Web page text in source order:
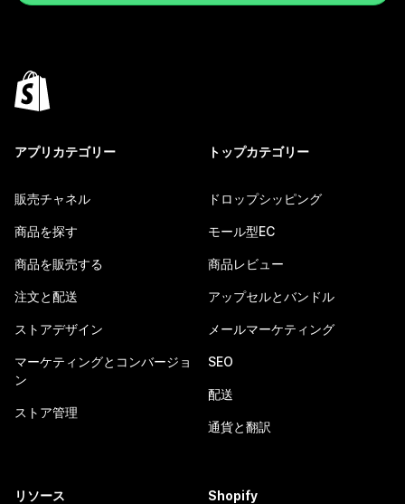
アプリカテゴリー
販売チャネル
商品を探す
商品を販売する
注文と配送
ストアデザイン
マーケティングとコンバージョ
ン
ストア管理
トップカテゴリー
ドロップシッピング
モール型EC
商品レビュー
アップセルとバンドル
メールマーケティング
SEO
配送
通貨と翻訳
リソース Shopify